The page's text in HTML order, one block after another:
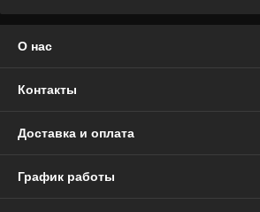
О нас
Контакты
Доставка и оплата
График работы